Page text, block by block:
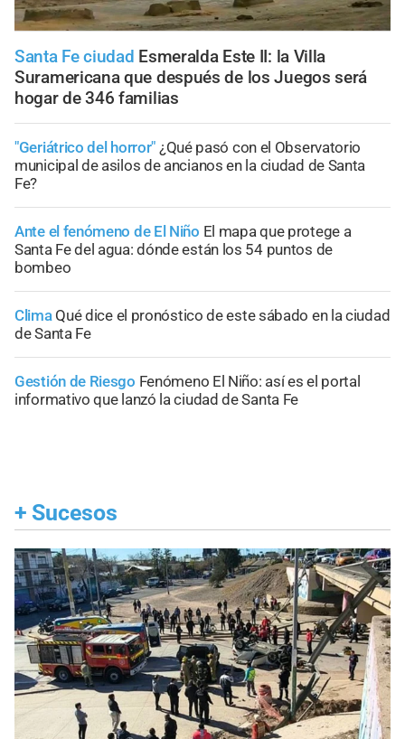
Santa Fe ciudad Esmeralda Este II: la Villa
Suramericana que después de los Juegos será
hogar de 346 familias
"Geriátrico del horror" ¿Qué pasó con el Observatorio
municipal de asilos de ancianos en la ciudad de Santa
Fe?
Ante el fenómeno de El Niño El mapa que protege a
Santa Fe del agua: dónde están los 54 puntos de
bombeo
Clima Qué dice el pronóstico de este sábado en la ciudad
de Santa Fe
Gestión de Riesgo Fenómeno El Niño: así es el portal
informativo que lanzó la ciudad de Santa Fe
+ Sucesos